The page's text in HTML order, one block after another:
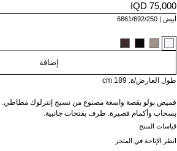
75,000 IQD
أبيض 6861/692/250
إضافة
طول العارض/ة: 189 cm
قميص بولو بقصة واسعة مصنوع من نسيج إنترلوك مطاطي.
بسحاب وأكمام قصيرة. طرف بفتحات جانبية.
قياسات المنتج
انظر الإتاحة في المتجر